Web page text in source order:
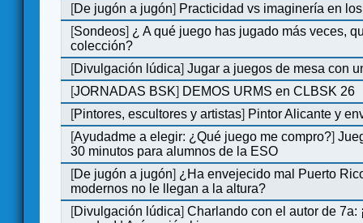
[De jugón a jugón] Practicidad vs imaginería en
[Sondeos] ¿ A qué juego has jugado más veces,
colección?
[Divulgación lúdica]Jugar a juegos de mesa con
[JORNADAS BSK] DEMOS URMS en CLBSK 26
[Pintores, escultores y artistas] Pintor Alicante y
[Ayudadme a elegir: ¿Qué juego me compro?]
30 minutos para alumnos de la ESO
[De jugón a jugón] ¿Ha envejecido mal Puerto
modernos no le llegan a la altura?
[Divulgación lúdica]Charlando con el autor de 7a: